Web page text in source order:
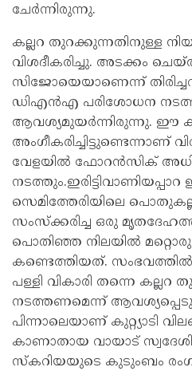
ചേർന്നിരുന്നു.
കല്ലറ തുറക്കുന്നതിനുള്ള
വിശദീകരിച്ചു. അടക്കം
സിജോയെയാണെന്ന്
ഡിഎൻഎ പരിശോധന
ആവശ്യമുയർന്നിരുന്നു. ഈ
അംഗീകരിച്ചിട്ടുണ്ടെന്നാണ്
വേളയിൽ ഫോറൻസിക്
സെമിത്തേരിയിലെ
സംസ്ക്കരിച്ച ഒരു
പൊതിഞ്ഞ നിലയിൽ
കണ്ടെത്തിയത്.
പള്ളി വികാരി തന്നെ
നടത്തണമെന്ന്
പിന്നാലെയാണ് കുറ്റ്യാടി
കാണാതായ വായാട്
സ്കറിയയുടെ കുടുംബം